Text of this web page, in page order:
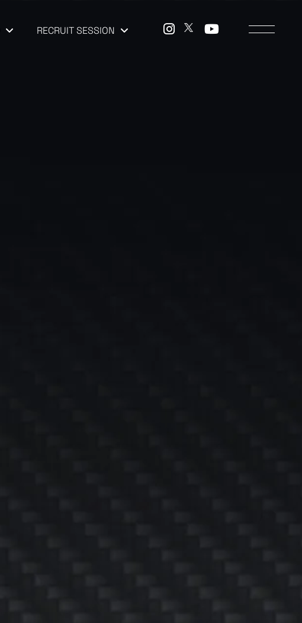
RECRUIT SESSION